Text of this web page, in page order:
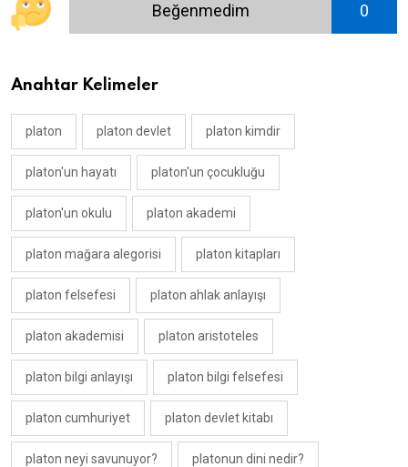
Beğenmedim 0
Anahtar Kelimeler
platon platon devlet platon kimdir
platon'un hayatı platon'un çocukluğu
platon'un okulu platon akademi
platon mağara alegorisi platon kitapları
platon felsefesi platon ahlak anlayışı
platon akademisi platon aristoteles
platon bilgi anlayışı platon bilgi felsefesi
platon cumhuriyet platon devlet kitabı
platon neyi savunuyor? platonun dini nedir?